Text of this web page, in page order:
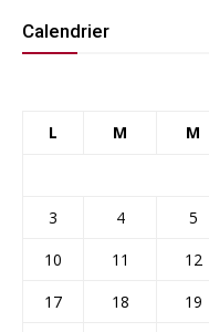
Calendrier
L M M
3
4 5
10
11 12
17
18 19